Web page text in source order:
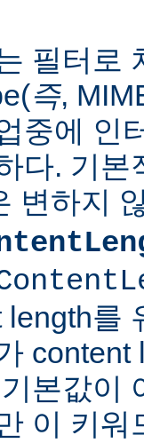
필터로
즉,
중에 인
다. 기본
변하지
length를
본값이
이 키워